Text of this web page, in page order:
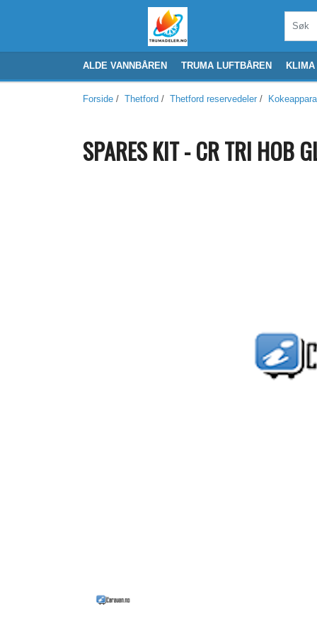
ALDE VANNBÅREN TRUMA LUFTBÅREN KLIMA
Forside / Thetford / Thetford reservedeler /
SPARES KIT - CR TRI HOB